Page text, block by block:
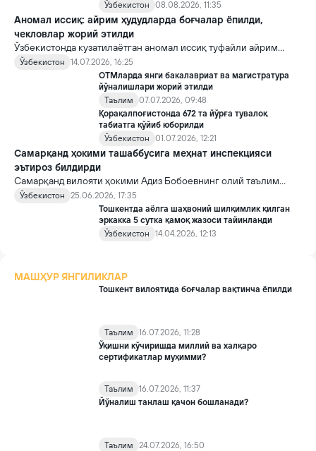
Ўзбекистон
08.08.2026, 11:35
Аномал иссиқ: айрим ҳудудларда боғчалар ёпилди,
чекловлар жорий этилди
Ўзбекистонда кузатилаётган аномал иссиқ туфайли айрим
ҳудудларда болалар хавфсизлигини таъминлаш ва йўл
инфратузилмасини муҳофаза қилишга қаратилган вақтинчалик
чекловлар жорий этилди.
Ўзбекистон
14.07.2026, 16:25
ОТМларда янги бакалавриат ва магистратура
йўналишлари жорий этилди
Таълим
07.07.2026, 09:48
Қорақалпоғистонда 672 та йўрға тувалоқ
табиатга қўйиб юборилди
Ўзбекистон
01.07.2026, 12:21
Самарқанд ҳокими ташаббусига меҳнат инспекцияси
эътироз билдирди
Самарқанд вилояти ҳокими Адиз Бобоевнинг олий таълим
муассасалари профессор-ўқитувчилари ва талабаларини
шаҳар кўчалари ҳолатини назорат қилиш ишларига жалб этиш
ташаббуси баҳсларга сабаб бўлди.
Ўзбекистон
25.06.2026, 17:35
Тошкентда аёлга шаҳвоний шилқимлик қилган
эркакка 5 сутка қамоқ жазоси тайинланди
Ўзбекистон
14.04.2026, 12:13
МАШҲУР ЯНГИЛИКЛАР
Тошкент вилоятида боғчалар вақтинча ёпилди
Таълим
16.07.2026, 11:28
Ўқишни кўчиришда миллий ва халқаро
сертификатлар муҳимми?
Таълим
16.07.2026, 11:37
Йўналиш танлаш қачон бошланади?
Таълим
24.07.2026, 16:50